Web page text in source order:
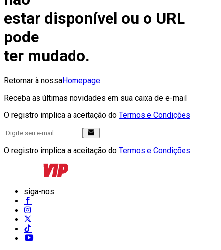
estar disponível ou o URL
pode
ter mudado.
Retornar à nossaHomepage
Receba as últimas novidades em sua caixa de e-mail
O registro implica a aceitação do Termos e Condições
O registro implica a aceitação do Termos e Condições
siga-nos